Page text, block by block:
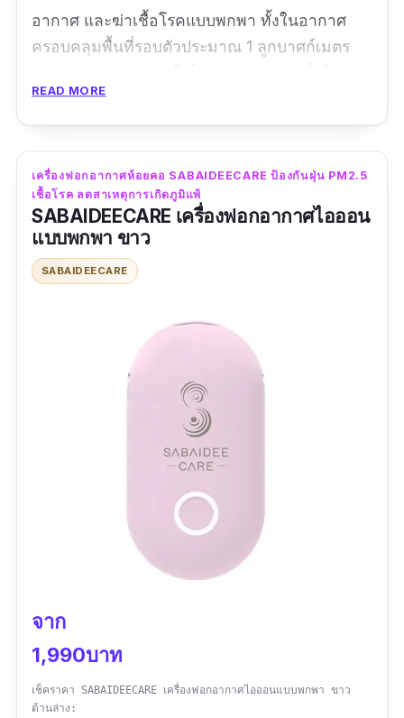
อากาศ และฆ่าเชื้อโรคแบบพกพา ทั้งในอากาศ
ครอบคลุมพื้นที่รอบตัวประมาณ 1 ลูกบาศก์เมตร
และมลพิษฝุ่นควัน โดยใช้เทคโนโลยีที่เรียกว่า
"Corona Discharge" ทำการปล่อยประจุไอออนลบ
20 ล้านไอออนต่อวินาที ออกมาเพื่อกำจัดเชื้อไวรัส
แบคทีเรีย เชื้อราในอากาศก่อนเข้าสู่ระบบทางเดิน
หายใจ ทั้งยังขจัดกลิ่น สารพิษ สารก่อภูมิแพ้ เกสร
ดอกไม้ ฝุ่น PM 2.5 ควันต่าง ๆ และสิ่งที่เป็นพิษใน
อากาศได้ทันทีอย่างรวดเร็ว สร้างอากาศบริสุทธิ์
แถมช่วยป้องกันโควิดได้ด้วย ไอเท็มดี ๆ แบบนี้ต้อง
ใช้แล้วต้องบอกว่าเวิร์คจริง ปกติเราเป็น
ภูมิแพ้อากาศเจอฝุ่นเจอไรนิดหน่อยจะจามบ่อย
ตั้งแต่ใช้มาไม่แสบจมูกเลย รู้ถึงความเปลี่ยนแปลง
เลยระหว่างใส่กับไม่ใส่ โควิดต้องใส่หน้ากากร่วม
ด้วยน่าจะปลอดภัยขึ้น
READ MORE
เครื่องฟอกอากาศห้อยคอ SABAIDEECARE ป้องกันฝุ่น PM2.5
เชื้อโรค ลดสาเหตุการเกิดภูมิแพ้
SABAIDEECARE เครื่องฟอกอากาศไอออน
แบบพกพา ขาว
SABAIDEECARE
จาก
1,990บาท
เช็คราคา SABAIDEECARE เครื่องฟอกอากาศไอออนแบบพกพา ขาว
ด้านล่าง: